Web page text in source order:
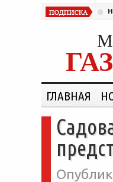
ГЛАВНАЯ